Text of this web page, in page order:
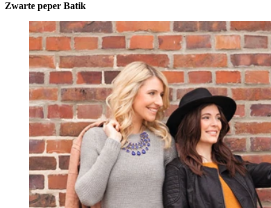
Zwarte peper Batik